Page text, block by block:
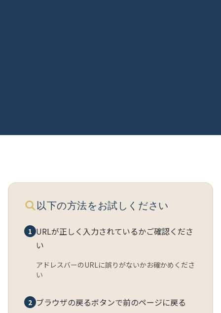
以下の方法をお試しください
1 URLが正しく入力されているかご確認くださ
い
アドレスバーのURLに誤りがないかお確かめくださ
い
2 ブラウザの戻るボタンで前のページに戻る